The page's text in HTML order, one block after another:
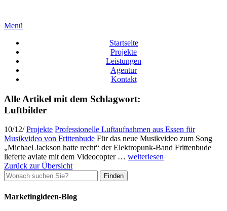
Menü
Startseite
Projekte
Leistungen
Agentur
Kontakt
Alle Artikel mit dem Schlagwort:
Luftbilder
10/12/ Projekte Professionelle Luftaufnahmen aus Essen für
Musikvideo von Frittenbude Für das neue Musikvideo zum Song
„Michael Jackson hatte recht“ der Elektropunk-Band Frittenbude
lieferte aviate mit dem Videocopter … weiterlesen
Zurück zur Übersicht
Suchen
nach:
Marketingideen-Blog